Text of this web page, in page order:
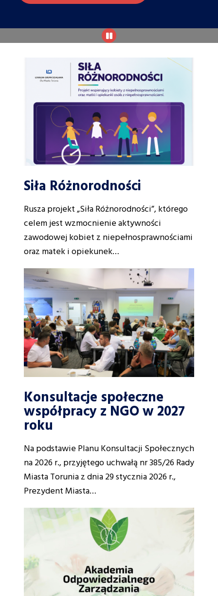
Siła Różnorodności
Rusza projekt „Siła Różnorodności”, którego
celem jest wzmocnienie aktywności
zawodowej kobiet z niepełnosprawnościami
oraz matek i opiekunek…
Konsultacje społeczne
współpracy z NGO w 2027
roku
Na podstawie Planu Konsultacji Społecznych
na 2026 r., przyjętego uchwałą nr 385/26 Rady
Miasta Torunia z dnia 29 stycznia 2026 r.,
Prezydent Miasta…